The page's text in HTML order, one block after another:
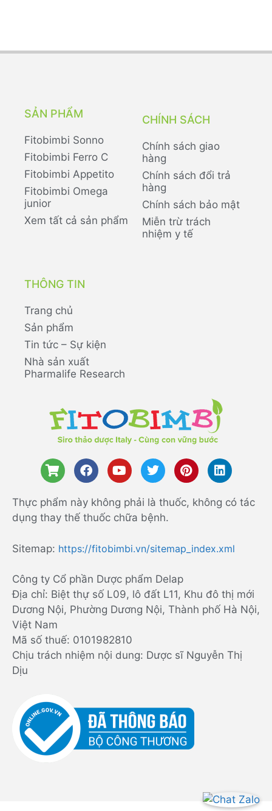
SẢN PHẨM
Fitobimbi Sonno
Fitobimbi Ferro C
Fitobimbi Appetito
Fitobimbi Omega
junior
Xem tất cả sản phẩm
CHÍNH SÁCH
Chính sách giao
hàng
Chính sách đổi trả
hàng
Chính sách bảo mật
Miễn trừ trách
nhiệm y tế
THÔNG TIN
Trang chủ
Sản phẩm
Tin tức – Sự kiện
Nhà sản xuất
Pharmalife Research
Thực phẩm này không phải là thuốc, không có tác
dụng thay thế thuốc chữa bệnh.
Sitemap: https://fitobimbi.vn/sitemap_index.xml
Công ty Cổ phần Dược phẩm Delap
Địa chỉ: Biệt thự số L09, lô đất L11, Khu đô thị mới
Dương Nội, Phường Dương Nội, Thành phố Hà Nội,
Việt Nam
Mã số thuế: 0101982810
Chịu trách nhiệm nội dung: Dược sĩ Nguyễn Thị
Dịu